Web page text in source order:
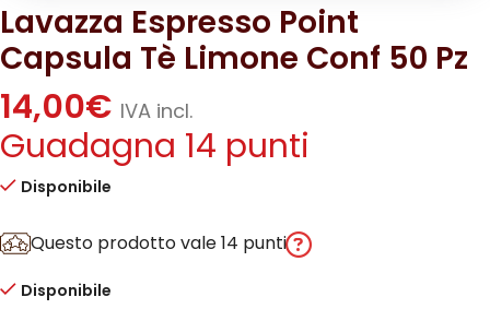
Lavazza Espresso Point
Capsula Tè Limone Conf 50 Pz
14,00€ IVA incl.
Guadagna 14 punti
Disponibile
Questo prodotto vale 14 punti
Disponibile